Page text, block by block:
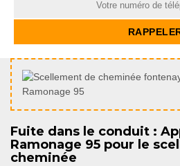
Fuite dans le conduit :
Ramonage 95 pour le
cheminée